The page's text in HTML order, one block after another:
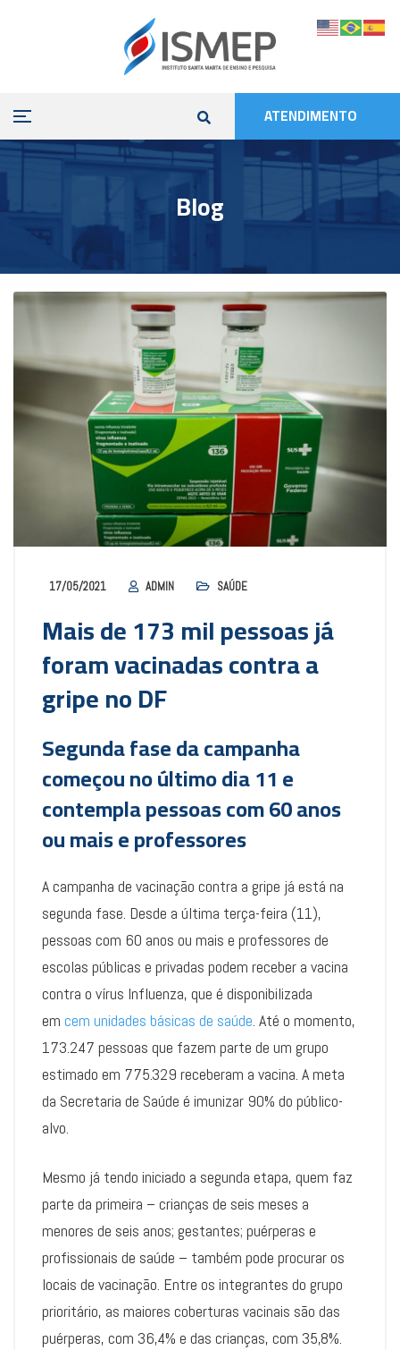
ATENDIMENTO
Blog
17/05/2021 ADMIN SAÚDE
Mais de 173 mil pessoas já
foram vacinadas contra a
gripe no DF
Segunda fase da campanha
começou no último dia 11 e
contempla pessoas com 60 anos
ou mais e professores
A campanha de vacinação contra a gripe já está na
segunda fase. Desde a última terça-feira (11),
pessoas com 60 anos ou mais e professores de
escolas públicas e privadas podem receber a vacina
contra o vírus Influenza, que é disponibilizada
em cem unidades básicas de saúde. Até o momento,
173.247 pessoas que fazem parte de um grupo
estimado em 775.329 receberam a vacina. A meta
da Secretaria de Saúde é imunizar 90% do público-
alvo.
Mesmo já tendo iniciado a segunda etapa, quem faz
parte da primeira – crianças de seis meses a
menores de seis anos; gestantes; puérperas e
profissionais de saúde – também pode procurar os
locais de vacinação. Entre os integrantes do grupo
prioritário, as maiores coberturas vacinais são das
puérperas, com 36,4% e das crianças, com 35,8%.